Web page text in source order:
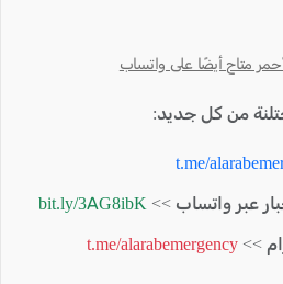
متاح أيضًا على واتساب
من كل جديد:
t.me/
عبر واتساب >> bit.ly/3AG8ibK
>>
t.me/alarabemergency